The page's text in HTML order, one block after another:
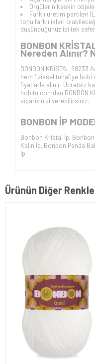
Örgülerin keskin
Farklı üretim partileri
tonu farklılıkları
düşündüğünüz ipi tek
BONBON
Nereden Alınır?
BONBON KRİSTAL 98233
hem fiziksel tuhafiye hobi
fiyatlarla alınır. Ücretsiz
hobitu.com'dan BONBON
siparişinizi verebilirsiniz.
BONBON İP
Bonbon Kristal İp,
Kalın İp, Bonbon Panda
İp
Ürünün Diğer